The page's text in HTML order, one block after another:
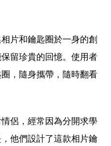
片和鑰匙圈於一身的創
留珍貴的回憶。使用者
，隨身攜帶，隨時翻看
侶，經常因為分開求學
他們設計了這款相片鑰